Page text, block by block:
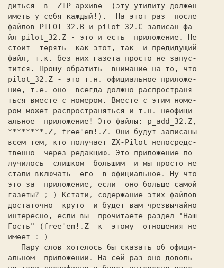
диться  в  ZIP-архиве  (эту утилиту должен
иметь у себя каждый!).  На этот раз  после
файлов PILOT_32.B и pilot_32.C записан фа-
йл pilot_32.Z - это и есть  приложение. Не
стоит  терять  как этот, так  и предидущий
файл, т.к. без них газета просто не запус-
тится. Прошу обратить  внимание на то, что
pilot_32.Z - это т.н. официальное приложе-
ние, т.е. оно  всегда должно распространя-
ться вместе с номером. Вместе с этим номе-
ром может распространяться и т.н. неофици-
альное  приложение! Это файлы: p_add_32.Z,
********.Z, free'em!.Z. Они будут записаны
всем тем, кто получает ZX-Pilot непосредс-
твенно  через редакцию. Это приложение по-
лучилось  слишком  большим  и мы просто не
стали включать  его  в официальное. Ну что
это за  приложение, если  оно больше самой
газеты? ;-) Кстати, содержание этих файлов
достаточно  круто  и будет вам чрезвычайно
интересно, если вы  прочитаете раздел "Наш
Гость" (free'em!.Z  к  этому  отношения не
имеет :-)
альном  приложении. На сей раз оно доволь-